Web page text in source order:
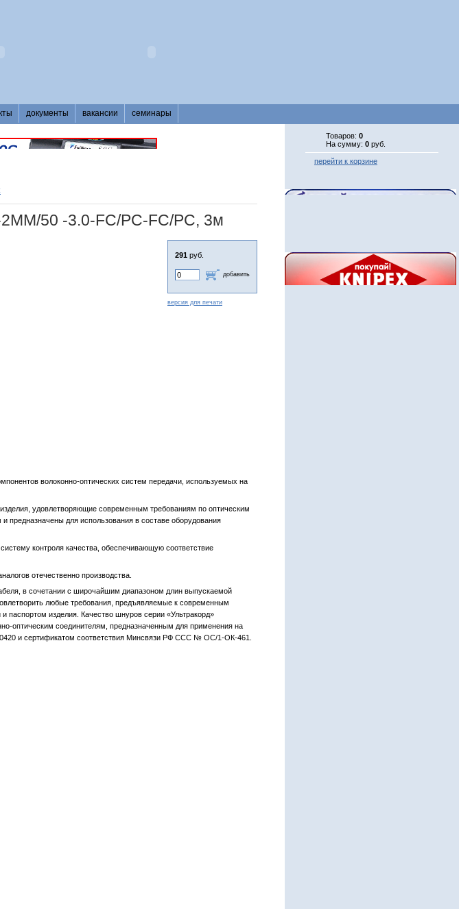
документы вакансии семинары
50 -3.0-FC/PC-FC/PC, 3м
291 руб.
добавить
версия для печати
волоконно-оптических систем передачи, используемых на
удовлетворяющие современным требованиям по оптическим
предназначены для использования в составе оборудования
контроля качества, обеспечивающую соответствие
отечественно производства.
в сочетании с широчайшим диапазоном длин выпускаемой
любые требования, предъявляемые к современным
изделия. Качество шнуров серии «Ультракорд»
оптическим соединителям, предназначенным для применения на
и сертификатом соответствия Минсвязи РФ ССС № ОС/1-ОК-461.
Товаров: 0
На сумму: 0 руб.
перейти к корзине